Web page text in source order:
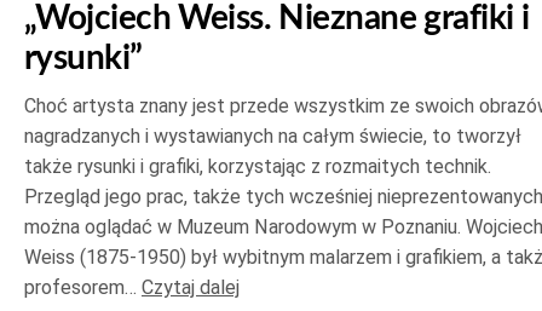
„Wojciech Weiss. Nieznane grafiki i
rysunki”
Choć artysta znany jest przede wszystkim ze swoich
nagradzanych i wystawianych na całym świecie, to tworzył
także rysunki i grafiki, korzystając z rozmaitych technik.
Przegląd jego prac, także tych wcześniej
można oglądać w Muzeum Narodowym w Poznaniu. Wojciech
Weiss (1875-1950) był wybitnym malarzem i grafikiem, a
profesorem… Czytaj dalej